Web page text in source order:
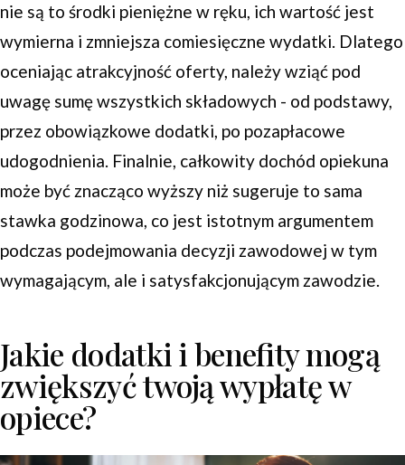
nie są to środki pieniężne w ręku, ich wartość jest
wymierna i zmniejsza comiesięczne wydatki. Dlatego
oceniając atrakcyjność oferty, należy wziąć pod
uwagę sumę wszystkich składowych - od podstawy,
przez obowiązkowe dodatki, po pozapłacowe
udogodnienia. Finalnie, całkowity dochód opiekuna
może być znacząco wyższy niż sugeruje to sama
stawka godzinowa, co jest istotnym argumentem
podczas podejmowania decyzji zawodowej w tym
wymagającym, ale i satysfakcjonującym zawodzie.
Jakie dodatki i benefity mogą
zwiększyć twoją wypłatę w
opiece?